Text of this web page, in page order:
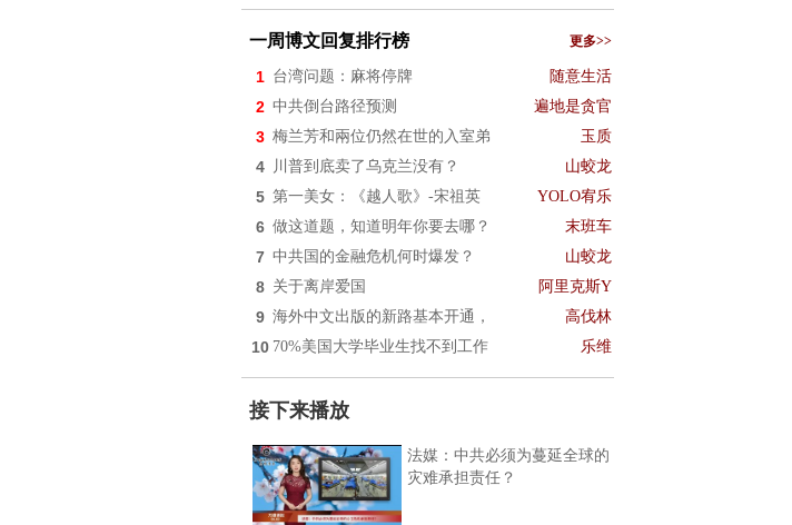
一周博文回复排行榜 更多>>
1 台湾问题：麻将停牌 随意生活
2 中共倒台路径预测 遍地是贪官
3 梅兰芳和兩位仍然在世的入室弟 玉质
4 川普到底卖了乌克兰没有？ 山蛟龙
5 第一美女：《越人歌》-宋祖英 YOLO宥乐
6 做这道题，知道明年你要去哪？ 末班车
7 中共国的金融危机何时爆发？ 山蛟龙
8 关于离岸爱国 阿里克斯Y
9 海外中文出版的新路基本开通， 高伐林
10 70%美国大学毕业生找不到工作 乐维
接下来播放
法媒：中共必须为蔓延全球的
灾难承担责任？